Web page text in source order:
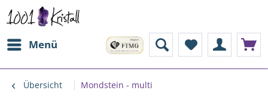
Menü
Übersicht Mondstein - multi